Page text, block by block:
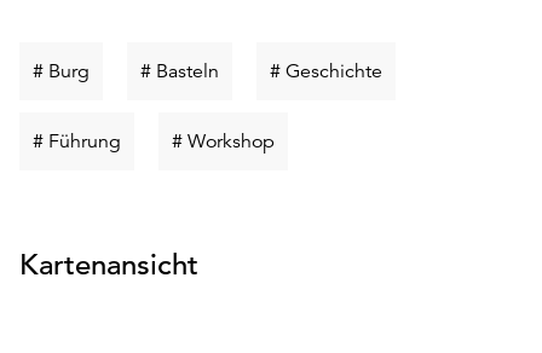
# Burg Schlüsselwort
# Basteln Schlüsselwort
# Geschichte
# Führung Schlüsselwort
# WorkshopSchlüsselwort
Kartenansicht